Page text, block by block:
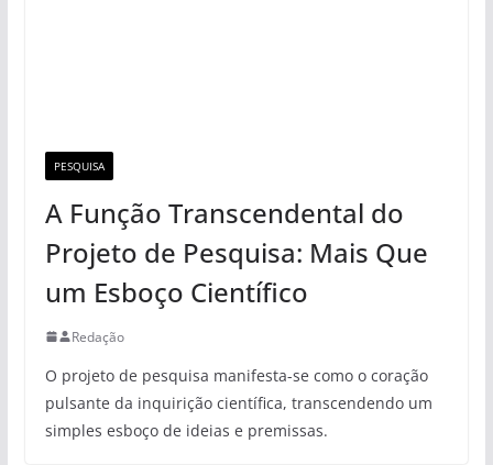
PESQUISA
A Função Transcendental do
Projeto de Pesquisa: Mais Que
um Esboço Científico
Redação
O projeto de pesquisa manifesta-se como o coração
pulsante da inquirição científica, transcendendo um
simples esboço de ideias e premissas.